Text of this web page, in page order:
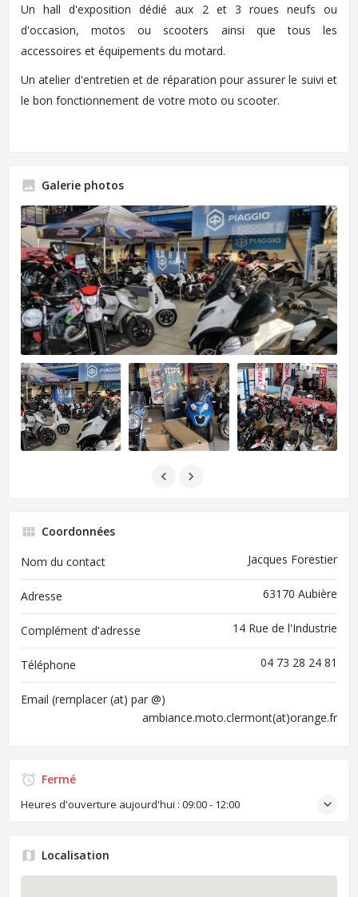
Un hall d'exposition dédié aux 2 et 3 roues neufs ou
d'occasion, motos ou scooters ainsi que tous les
accessoires et équipements du motard.
Un atelier d'entretien et de réparation pour assurer le suivi et
le bon fonctionnement de votre moto ou scooter.
Galerie photos
Coordonnées
Nom du contact
Jacques Forestier
Adresse 63170 Aubière
Complément d'adresse 14 Rue de l'Industrie
Téléphone 04 73 28 24 81
Email (remplacer (at) par @)
ambiance.moto.clermont(at)orange.fr
Fermé
Heures d'ouverture aujourd'hui : 09:00 - 12:00
Localisation